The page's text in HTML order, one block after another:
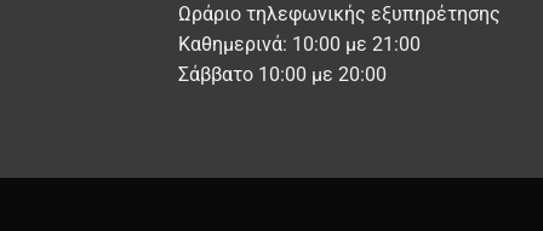
Ωράριο τηλεφωνικής εξυπηρέτησης
Καθημερινά: 10:00 με 21:00
Σάββατο 10:00 με 20:00